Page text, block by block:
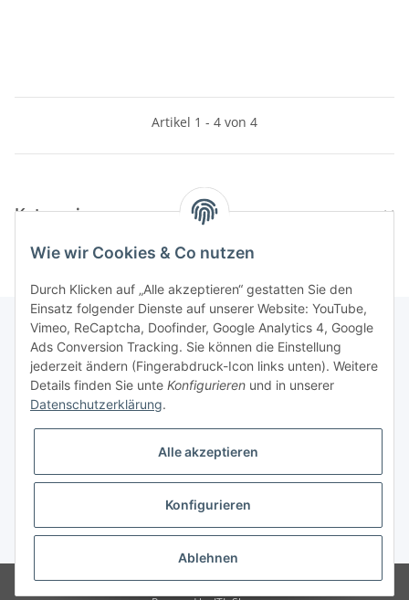
Artikel 1 - 4 von 4
Kategorien
Informationen
Gesetzliche Informationen
* Alle Preise inkl. gesetzlicher USt., zzgl.Versand
© Modellbauversand Hanke
Wie wir Cookies & Co nutzen
Durch Klicken auf „Alle akzeptieren“ gestatten Sie den
Einsatz folgender Dienste auf unserer Website: YouTube,
Vimeo, ReCaptcha, Doofinder, Google Analytics 4, Google
Ads Conversion Tracking. Sie können die Einstellung
jederzeit ändern (Fingerabdruck-Icon links unten). Weitere
Details finden Sie unte Konfigurieren und in unserer
Datenschutzerklärung.
Alle akzeptieren
Konfigurieren
Ablehnen